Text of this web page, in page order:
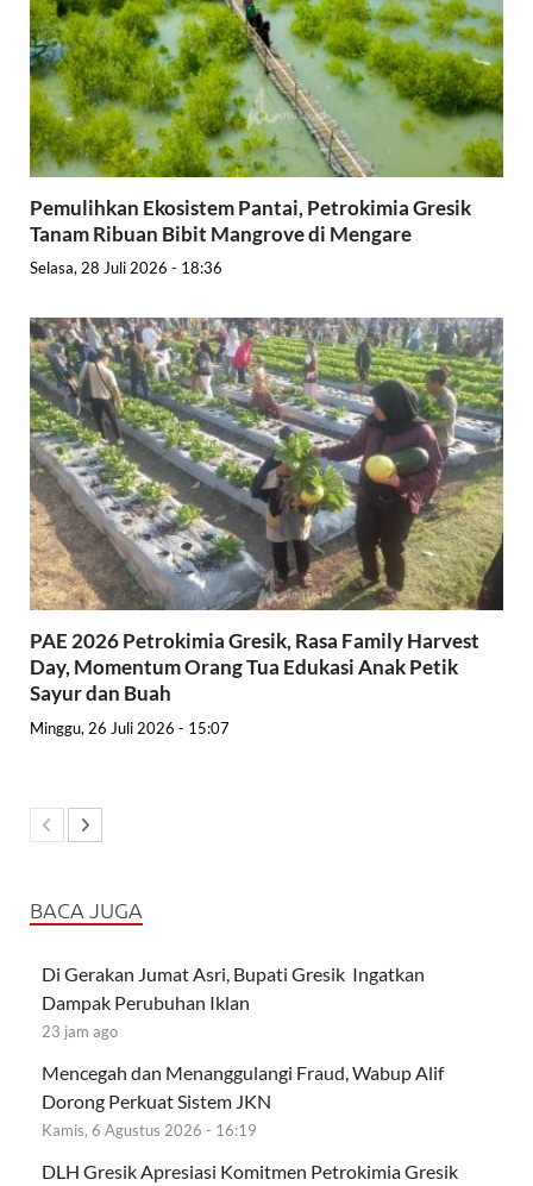
Pemulihkan Ekosistem Pantai, Petrokimia Gresik
Tanam Ribuan Bibit Mangrove di Mengare
Selasa, 28 Juli 2026 - 18:36
PAE 2026 Petrokimia Gresik, Rasa Family Harvest
Day, Momentum Orang Tua Edukasi Anak Petik
Sayur dan Buah
Minggu, 26 Juli 2026 - 15:07
BACA JUGA
Di Gerakan Jumat Asri, Bupati Gresik Ingatkan
Dampak Perubuhan Iklan
23 jam ago
Mencegah dan Menanggulangi Fraud, Wabup Alif
Dorong Perkuat Sistem JKN
Kamis, 6 Agustus 2026 - 16:19
DLH Gresik Apresiasi Komitmen Petrokimia Gresik